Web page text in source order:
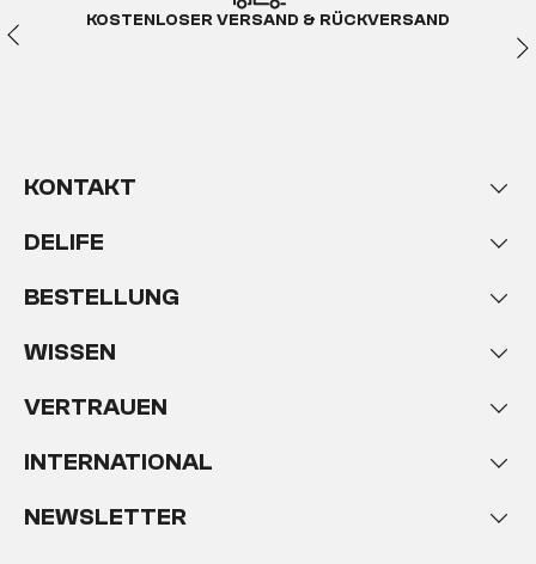
KOSTENLOSER VERSAND & RÜCKVERSAND
KONTAKT
DELIFE
BESTELLUNG
WISSEN
VERTRAUEN
INTERNATIONAL
NEWSLETTER